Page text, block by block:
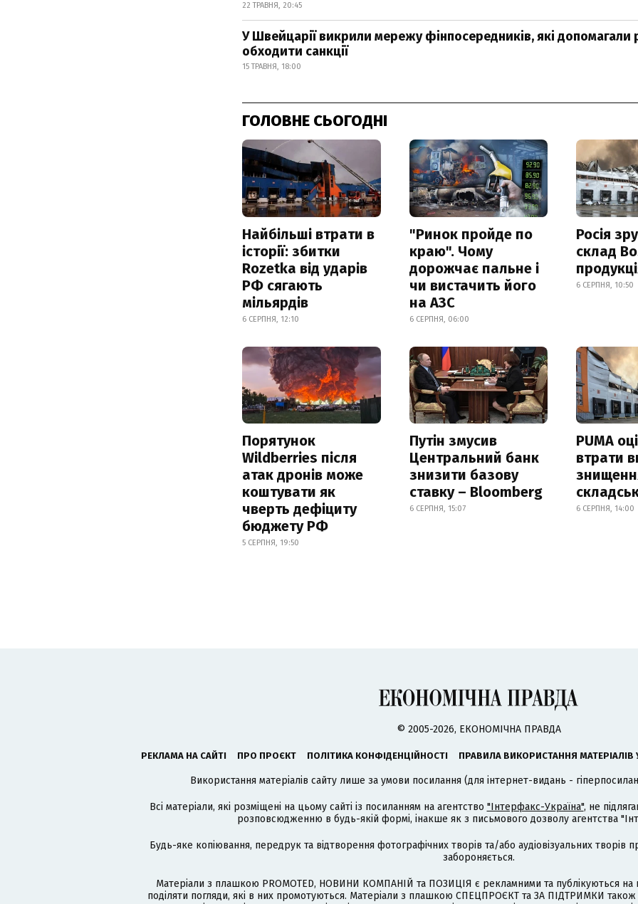
22 ТРАВНЯ, 20:45
У Швейцарії викрили мережу фінпосередників, які допомагали
обходити санкції
15 ТРАВНЯ, 18:00
ГОЛОВНЕ СЬОГОДНІ
Найбільші втрати в
історії: збитки
Rozetka від ударів
РФ сягають
мільярдів
6 СЕРПНЯ, 12:10
"Ринок пройде по
краю". Чому
дорожчає пальне і
чи вистачить його
на АЗС
6 СЕРПНЯ, 06:00
Росія
склад
6 СЕРПНЯ, 10:50
Порятунок
Wildberries після
атак дронів може
коштувати як
чверть дефіциту
бюджету РФ
5 СЕРПНЯ, 19:50
Путін змусив
Центральний банк
знизити базову
ставку – Bloomberg
6 СЕРПНЯ, 15:07
PUMA
втрати
6 СЕРПНЯ, 14:00
© 2005-2026, ЕКОНОМІЧНА ПРАВДА
РЕКЛАМА НА САЙТІ ПРО ПРОЄКТ ПОЛІТИКА КОНФІДЕНЦІЙНОСТІ ПРАВИЛА ВИКОРИСТАННЯ МАТЕРІАЛІВ
Використання матеріалів сайту лише за умови посилання (для інтернет-видань -
Всі матеріали, які розміщені на цьому сайті із посиланням на агентство "Інтерфакс-Україна", не
розповсюдженню в будь-якій формі, інакше як з письмового дозволу агентства
Будь-яке копіювання, передрук та відтворення фотографічних творів та/або аудіовізуальних
забороняється.
Матеріали з плашкою PROMOTED, НОВИНИ КОМПАНІЙ та ПОЗИЦІЯ є рекламними та публікуються на
поділяти погляди, які в них промотуються. Матеріали з плашкою СПЕЦПРОЄКТ та ЗА ПІДТРИМКИ